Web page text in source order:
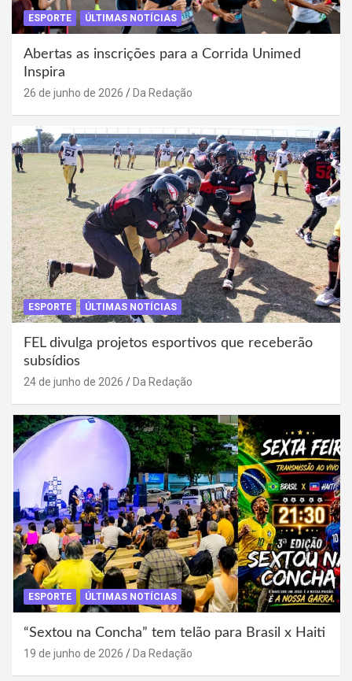
ESPORTE ÚLTIMAS NOTÍCIAS
Abertas as inscrições para a Corrida Unimed
Inspira
26 de junho de 2026 Da Redação
ESPORTE ÚLTIMAS NOTÍCIAS
FEL divulga projetos esportivos que receberão
subsídios
24 de junho de 2026 Da Redação
ESPORTE ÚLTIMAS NOTÍCIAS
“Sextou na Concha” tem telão para Brasil x Haiti
19 de junho de 2026 Da Redação